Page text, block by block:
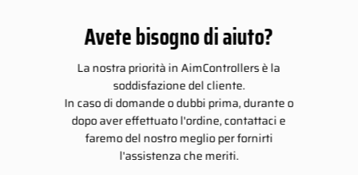
Avete bisogno di aiuto?
La nostra priorità in AimControllers è la
soddisfazione del cliente.
In caso di domande o dubbi prima, durante o
dopo aver effettuato l'ordine, contattaci e
faremo del nostro meglio per fornirti
l'assistenza che meriti.